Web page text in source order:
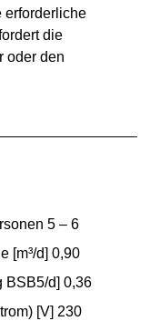
erforderliche
die
oder den
5 – 6
[m³/d] 0,90
BSB5/d] 0,36
[V] 230